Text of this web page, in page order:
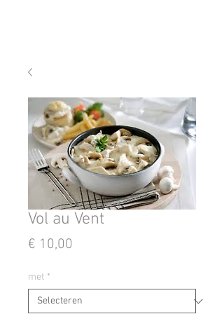
Vol au Vent
€ 10,00
met *